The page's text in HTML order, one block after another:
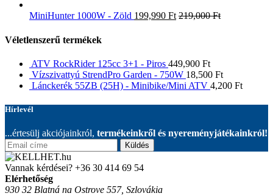
MiniHunter 1000W - Zöld 199,990 Ft 219,000Ft
Véletlenszerű termékek
ATV RockRider 125cc 3+1 - Piros 449,900 Ft
Vízszivattyú StrendPro Garden - 750W 18,500 Ft
Lánckerék 55ZB (25H) - Minibike/Mini ATV 4,200 Ft
Hírlevél
...értesülj akciójainkról, termékeinkről és nyereményjátékainkról!
Küldés
Vannak kérdései? +36 30 414 69 54
Elérhetőség
930 32 Blatná na Ostrove 557, Szlovákia